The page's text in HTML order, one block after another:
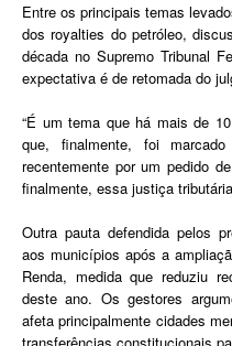
Entre os principais temas
dos royalties do petróleo,
década no Supremo Tribunal
expectativa é de retomada do
“É um tema que há mais de
que, finalmente, foi
recentemente por um pedido
finalmente, essa justiça
Outra pauta defendida pelos
aos municípios após a
Renda, medida que reduziu
deste ano. Os gestores
afeta principalmente cidades